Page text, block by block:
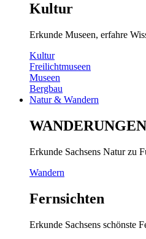
Kultur
Erkunde Museen, erfahre
Kultur
Freilichtmuseen
Museen
Bergbau
Natur & Wandern
Erkunde Sachsens Natur zu
Wandern
Fernsichten
Erkunde Sachsens schönste